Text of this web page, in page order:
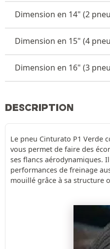
Dimension en 14" (2
Dimension en 15" (4
Dimension en 16" (3
DESCRIPTION
Le pneu Cinturato P1 Verde
vous permet de faire des
ses flancs aérodynamiques.
performances de freinage
mouillé grâce à sa structure